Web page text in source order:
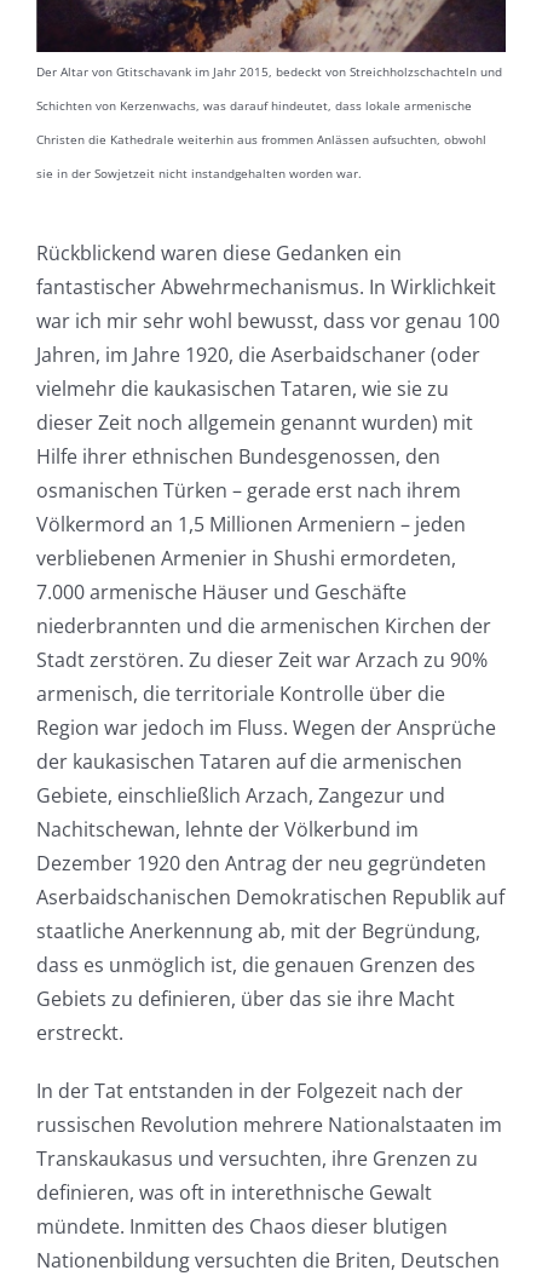
Der Altar von Gtitschavank im Jahr 2015, bedeckt von Streichholzschachteln und
Schichten von Kerzenwachs, was darauf hindeutet, dass lokale armenische
Christen die Kathedrale weiterhin aus frommen Anlässen aufsuchten, obwohl
sie in der Sowjetzeit nicht instandgehalten worden war.
Rückblickend waren diese Gedanken ein
fantastischer Abwehrmechanismus. In Wirklichkeit
war ich mir sehr wohl bewusst, dass vor genau 100
Jahren, im Jahre 1920, die Aserbaidschaner (oder
vielmehr die kaukasischen Tataren, wie sie zu
dieser Zeit noch allgemein genannt wurden) mit
Hilfe ihrer ethnischen Bundesgenossen, den
osmanischen Türken – gerade erst nach ihrem
Völkermord an 1,5 Millionen Armeniern – jeden
verbliebenen Armenier in Shushi ermordeten,
7.000 armenische Häuser und Geschäfte
niederbrannten und die armenischen Kirchen der
Stadt zerstören. Zu dieser Zeit war Arzach zu 90%
armenisch, die territoriale Kontrolle über die
Region war jedoch im Fluss. Wegen der Ansprüche
der kaukasischen Tataren auf die armenischen
Gebiete, einschließlich Arzach, Zangezur und
Nachitschewan, lehnte der Völkerbund im
Dezember 1920 den Antrag der neu gegründeten
Aserbaidschanischen Demokratischen Republik auf
staatliche Anerkennung ab, mit der Begründung,
dass es unmöglich ist, die genauen Grenzen des
Gebiets zu definieren, über das sie ihre Macht
erstreckt.
In der Tat entstanden in der Folgezeit nach der
russischen Revolution mehrere Nationalstaaten im
Transkaukasus und versuchten, ihre Grenzen zu
definieren, was oft in interethnische Gewalt
mündete. Inmitten des Chaos dieser blutigen
Nationenbildung versuchten die Briten, Deutschen